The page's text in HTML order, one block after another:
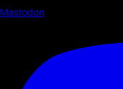
Mastodon